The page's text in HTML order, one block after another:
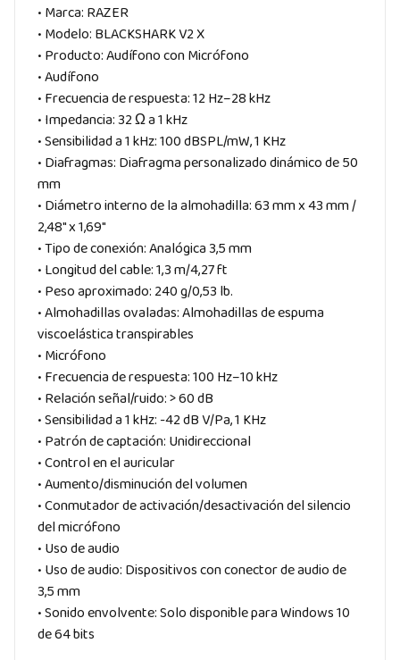
• Marca: RAZER
• Modelo: BLACKSHARK V2 X
• Producto: Audífono con Micrófono
• Audífono
• Frecuencia de respuesta: 12 Hz–28 kHz
• Impedancia: 32 Ω a 1 kHz
• Sensibilidad a 1 kHz: 100 dBSPL/mW, 1 KHz
• Diafragmas: Diafragma personalizado dinámico de 50
mm
• Diámetro interno de la almohadilla: 63 mm x 43 mm /
2,48″ x 1,69″
• Tipo de conexión: Analógica 3,5 mm
• Longitud del cable: 1,3 m/4,27 ft
• Peso aproximado: 240 g/0,53 lb.
• Almohadillas ovaladas: Almohadillas de espuma
viscoelástica transpirables
• Micrófono
• Frecuencia de respuesta: 100 Hz–10 kHz
• Relación señal/ruido: > 60 dB
• Sensibilidad a 1 kHz: -42 dB V/Pa, 1 KHz
• Patrón de captación: Unidireccional
• Control en el auricular
• Aumento/disminución del volumen
• Conmutador de activación/desactivación del silencio
del micrófono
• Uso de audio
• Uso de audio: Dispositivos con conector de audio de
3,5 mm
• Sonido envolvente: Solo disponible para Windows 10
de 64 bits